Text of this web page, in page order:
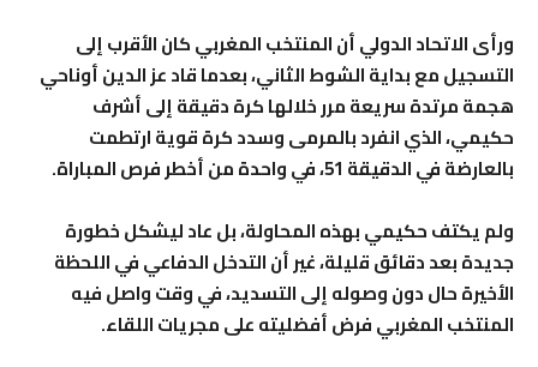
ورأى الاتحاد الدولي أن المنتخب المغربي كان الأقرب إلى
التسجيل مع بداية الشوط الثاني، بعدما قاد عز الدين أوناحي
هجمة مرتدة سريعة مرر خلالها كرة دقيقة إلى أشرف
حكيمي، الذي انفرد بالمرمى وسدد كرة قوية ارتطمت
بالعارضة في الدقيقة 51، في واحدة من أخطر فرص المباراة.
ولم يكتف حكيمي بهذه المحاولة، بل عاد ليشكل خطورة
جديدة بعد دقائق قليلة، غير أن التدخل الدفاعي في اللحظة
الأخيرة حال دون وصوله إلى التسديد، في وقت واصل فيه
المنتخب المغربي فرض أفضليته على مجريات اللقاء.